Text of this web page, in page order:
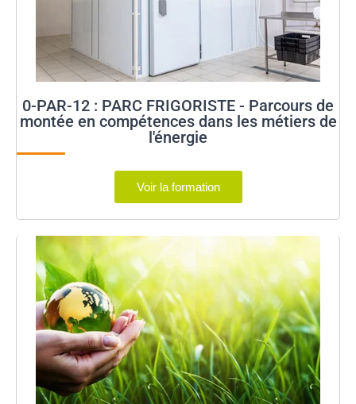
0-PAR-12 : PARC FRIGORISTE - Parcours de
montée en compétences dans les métiers de
l'énergie
Voir la formation